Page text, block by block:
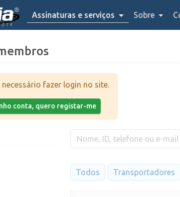
Assinaturas e serviços Sobre
necessário fazer login no site.
conta, quero registar-me
Todos Transportadores